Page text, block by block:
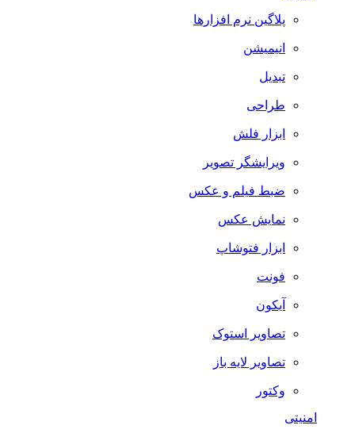
پلاگین نرم افزارها
انیمیشن
تبدیل
طراحی
ابزار فلش
ویرایشگر تصویر
ضبط فيلم و عكس
نمایش عکس
ابزار فتوشاپ
فونت
آیکون
تصاویر استوک
تصاویر لایه باز
وکتور
امنیتی